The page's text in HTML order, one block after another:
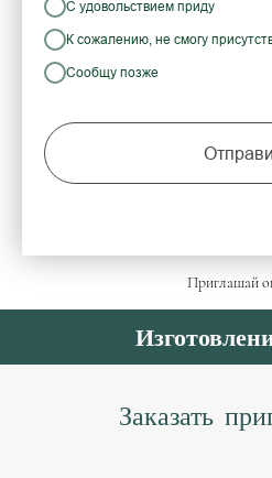
С удовольствием приду
К сожалению, не смогу
Сообщу позже
Приглашай
Заказать